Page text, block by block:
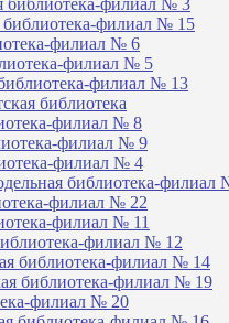
библиотека-филиал № 3
библиотека-филиал № 15
филиал № 6
филиал № 5
филиал № 13
библиотека
филиал № 8
филиал № 9
филиал № 4
библиотека-филиал
филиал № 22
филиал № 11
филиал № 12
библиотека-филиал № 14
библиотека-филиал № 19
филиал № 20